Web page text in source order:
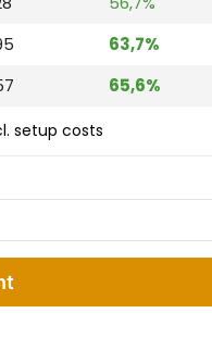
63,7%
65,6%
setup costs